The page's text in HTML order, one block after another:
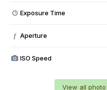
Exposure Time
f Aperture
ISO Speed
View all photo